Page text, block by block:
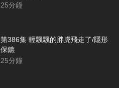
25分鐘
第386集 輕飄飄的胖虎飛走了/隱形
保鑣
25分鐘